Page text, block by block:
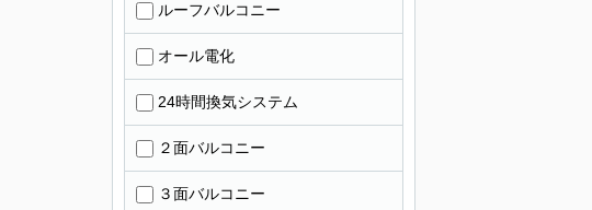
ルーフバルコニー
オール電化
24時間換気システム
２面バルコニー
３面バルコニー